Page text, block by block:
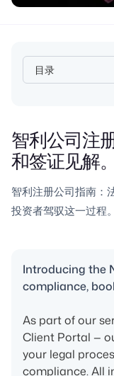
目录
智利公司注
和签证见解。
智利注册公司指南：
投资者驾驭这一过程。
Introducing the
compliance,
As part of our
Client Portal —
your legal
compliance. All